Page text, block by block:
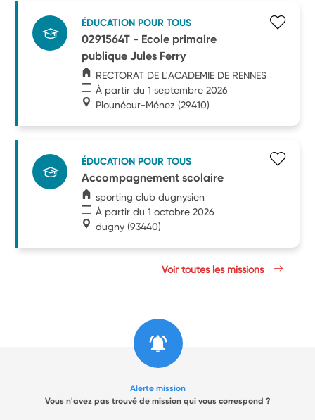
ÉDUCATION POUR TOUS
0291564T - Ecole primaire
publique Jules Ferry
RECTORAT DE L'ACADEMIE DE RENNES
À partir du 1 septembre 2026
Plounéour-Ménez (29410)
ÉDUCATION POUR TOUS
Accompagnement scolaire
sporting club dugnysien
À partir du 1 octobre 2026
dugny (93440)
Voir toutes les missions
Alerte mission
Vous n'avez pas trouvé de mission qui vous correspond ?